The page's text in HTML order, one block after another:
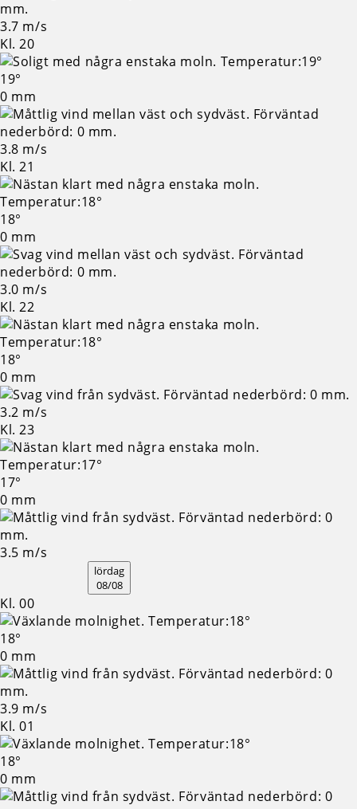
3.7 m/s
Kl. 20
19°
0 mm
3.8 m/s
Kl. 21
18°
0 mm
3.0 m/s
Kl. 22
18°
0 mm
3.2 m/s
Kl. 23
17°
0 mm
3.5 m/s
lördag
08/08
Kl. 00
18°
0 mm
3.9 m/s
Kl. 01
18°
0 mm